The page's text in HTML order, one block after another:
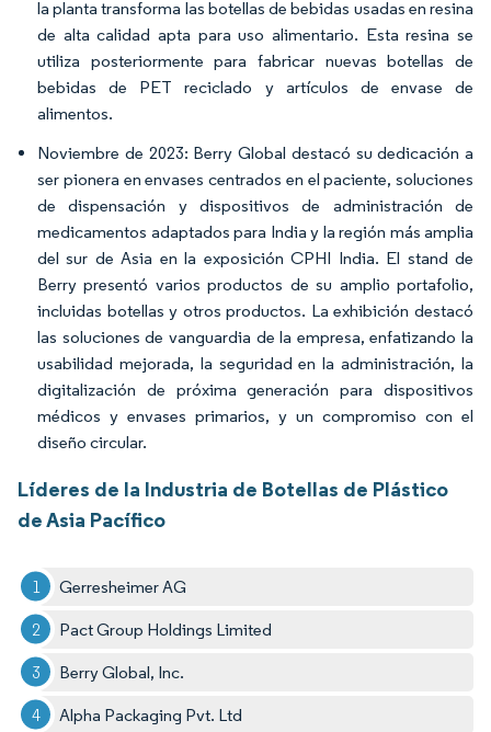
la planta transforma las botellas de bebidas usadas en resina
de alta calidad apta para uso alimentario. Esta resina se
utiliza posteriormente para fabricar nuevas botellas de
bebidas de PET reciclado y artículos de envase de
alimentos.
Noviembre de 2023: Berry Global destacó su dedicación a
ser pionera en envases centrados en el paciente, soluciones
de dispensación y dispositivos de administración de
medicamentos adaptados para India y la región más amplia
del sur de Asia en la exposición CPHI India. El stand de
Berry presentó varios productos de su amplio portafolio,
incluidas botellas y otros productos. La exhibición destacó
las soluciones de vanguardia de la empresa, enfatizando la
usabilidad mejorada, la seguridad en la administración, la
digitalización de próxima generación para dispositivos
médicos y envases primarios, y un compromiso con el
diseño circular.
Líderes de la Industria de Botellas de Plástico
de Asia Pacífico
Gerresheimer AG
Pact Group Holdings Limited
Berry Global, Inc.
Alpha Packaging Pvt. Ltd